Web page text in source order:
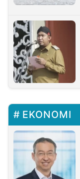
EKONOMI